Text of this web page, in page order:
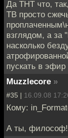
Да ТНТ что,
ТВ просто
взглядом, а за
насколько
пускать в эфир
Muzzlecore »
#35 | 16.09.08
Кому:
А ты,